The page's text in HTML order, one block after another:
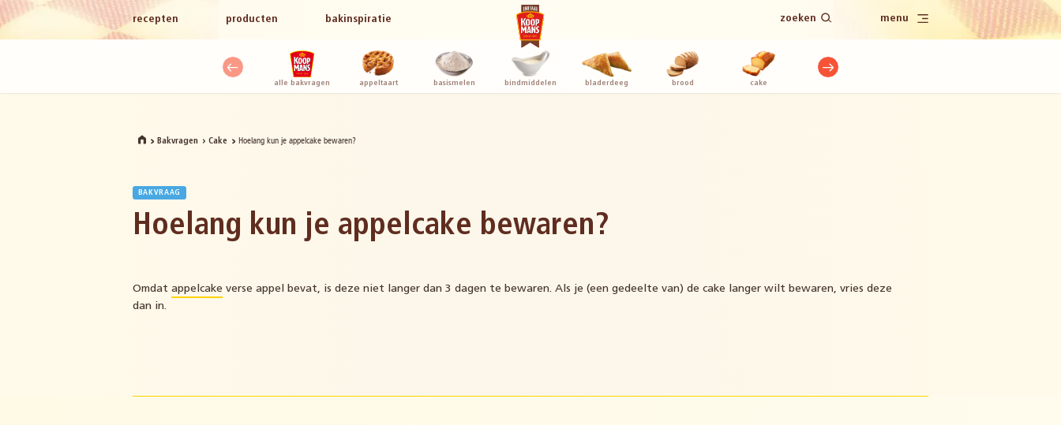
recepten producten bakinspiratie zoeken menu
alle bakvragen appeltaart basismelen bindmiddelen bladerdeeg brood cake
Bakvragen Cake Hoelang kun je appelcake bewaren?
BAKVRAAG
Hoelang kun je appelcake bewaren?
Omdat appelcake verse appel bevat, is deze niet langer dan 3 dagen te bewaren. Als je (een gedeelte van) de cake langer wilt bewaren, vries deze
dan in.